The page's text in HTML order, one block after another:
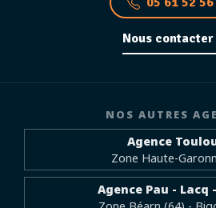
Nous contacter
NOS AUTRES
Agence
Zone Haute-
Agence Pau - Lacq